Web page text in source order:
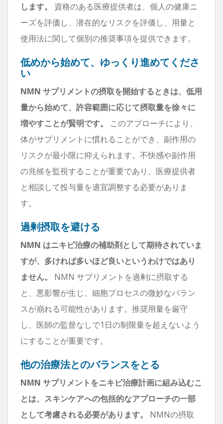
します。
資格のある医療提供者は、個人の健康ニ
ーズを評価し、潜在的なリスクを評価し、用量と
使用法に関して個別の推奨事項を提供できます。
低めから始めて、ゆっくり進めてくださ
い
NMN サプリメントの摂取を開始するときは、低用
量から始めて、許容範囲に応じて摂取量を徐々に
増やすことが賢明です。
このアプローチにより、
体がサプリメントに慣れることができ、副作用の
リスクが最小限に抑えられます。不快感や副作用
の兆候を監視することが重要であり、医療提供者
と相談して投与量を適宜調整する必要がありま
す。
過剰摂取を避ける
NMN はニキビ治療の補助剤として期待されていま
すが、多ければ多いほど良いというわけではあり
ません。
NMN サプリメントを過剰に摂取する
と、悪影響が生じ、細胞プロセスの微妙なバラン
スが崩れる可能性があります。推奨用量を厳守
し、医師の監督なしで1日の制限量を超えないよう
にすることが重要です。
他の治療法とのバランスをとる
NMN サプリメントをニキビ治療計画に組み込むこ
とは、スキンケアへの包括的なアプローチの一部
として考慮される必要があります。
NMNの摂取